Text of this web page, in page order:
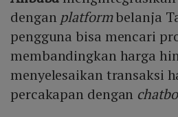
dengan platformbelanja
pengguna bisa mencari
membandingkan harga
menyelesaikan transaksi
percakapan dengan